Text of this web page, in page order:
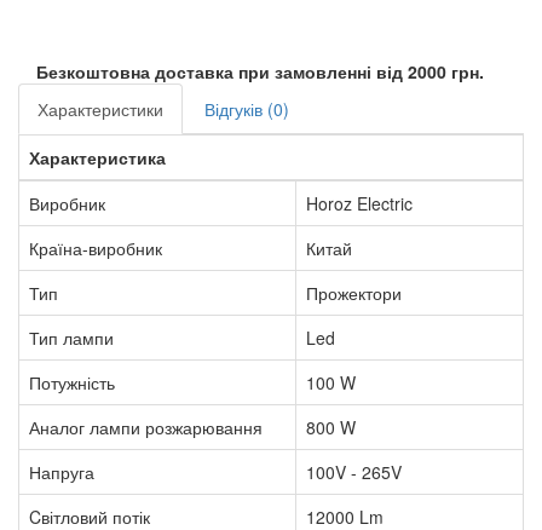
Безкоштовна доставка при замовленні від 2000 грн.
Характеристики
Відгуків (0)
Характеристика
Виробник
Horoz Electric
Країна-виробник
Китай
Тип
Прожектори
Тип лампи
Led
Потужність
100 W
Аналог лампи розжарювання
800 W
Напруга
100V - 265V
Cвітловий потік
12000 Lm